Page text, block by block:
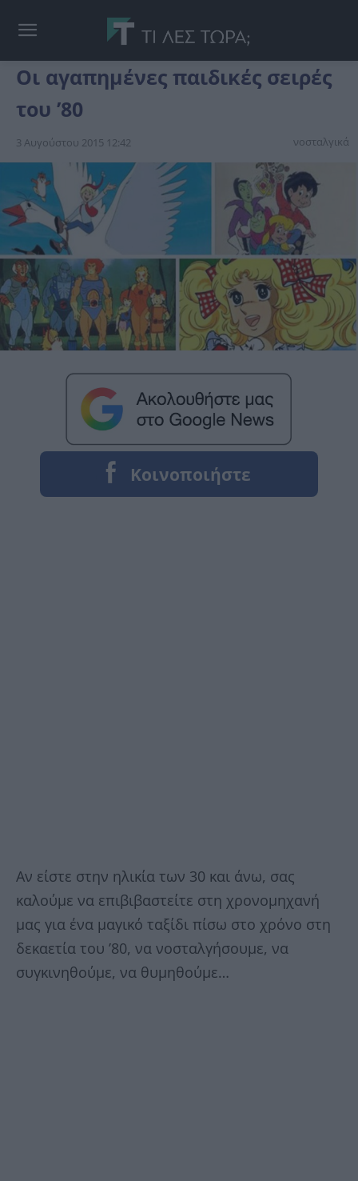
Oι αγαπημένες παιδικές σειρές
του ’80
3 Αυγούστου 2015 12:42 νοσταλγικά
Αν είστε στην ηλικία των 30 και άνω, σας
καλούμε να επιβιβαστείτε στη χρονομηχανή
μας για ένα μαγικό ταξίδι πίσω στο χρόνο στη
δεκαετία του ’80, να νοσταλγήσουμε, να
συγκινηθούμε, να θυμηθούμε…